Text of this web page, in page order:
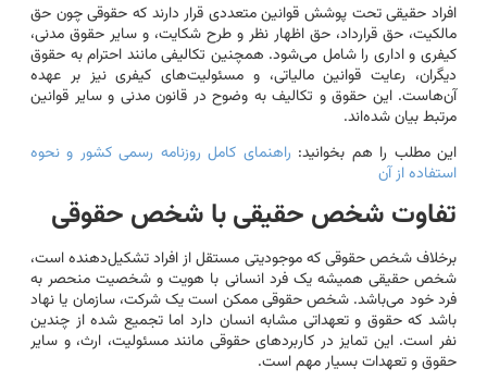
افراد حقیقی تحت پوشش قوانین متعددی قرار دارند که حقوقی چون حق
مالکیت، حق قرارداد، حق اظهار نظر و طرح شکایت، و سایر حقوق مدنی،
کیفری و اداری را شامل می‌شود. همچنین تکالیفی مانند احترام به حقوق
دیگران، رعایت قوانین مالیاتی، و مسئولیت‌های کیفری نیز بر عهده
آن‌هاست. این حقوق و تکالیف به وضوح در قانون مدنی و سایر قوانین
مرتبط بیان شده‌اند.
این مطلب را هم بخوانید: راهنمای کامل روزنامه رسمی کشور و نحوه
استفاده از آن
تفاوت شخص حقیقی با شخص حقوقی
برخلاف شخص حقوقی که موجودیتی مستقل از افراد تشکیل‌دهنده است،
شخص حقیقی همیشه یک فرد انسانی با هویت و شخصیت منحصر به
فرد خود می‌باشد. شخص حقوقی ممکن است یک شرکت، سازمان یا نهاد
باشد که حقوق و تعهداتی مشابه انسان دارد اما تجمیع شده از چندین
نفر است. این تمایز در کاربردهای حقوقی مانند مسئولیت، ارث، و سایر
حقوق و تعهدات بسیار مهم است.